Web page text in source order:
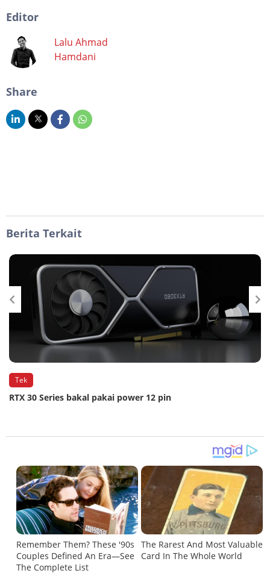
Editor
Lalu Ahmad
Hamdani
Share
Berita Terkait
Tek
RTX 30 Series bakal pakai power 12 pin